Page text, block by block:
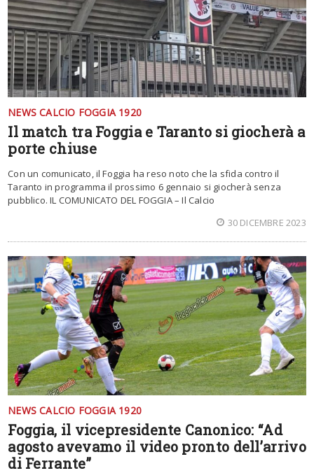
NEWS CALCIO FOGGIA 1920
Il match tra Foggia e Taranto si giocherà a
porte chiuse
Con un comunicato, il Foggia ha reso noto che la sfida contro il
Taranto in programma il prossimo 6 gennaio si giocherà senza
pubblico. IL COMUNICATO DEL FOGGIA – Il Calcio
30 DICEMBRE 2023
NEWS CALCIO FOGGIA 1920
Foggia, il vicepresidente Canonico: “Ad
agosto avevamo il video pronto dell’arrivo
di Ferrante”